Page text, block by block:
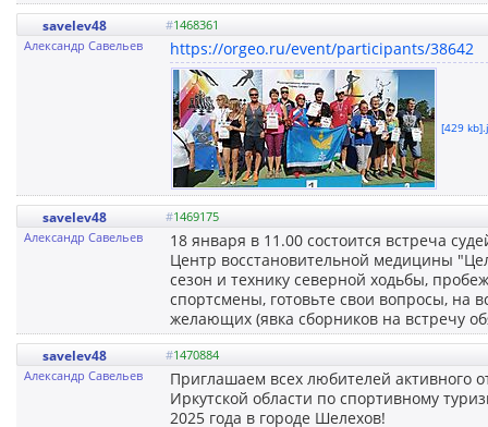
savelev48 #1468361
Александр Савельев
https://orgeo.ru/event/participants/38642
[429
savelev48 #1469175
Александр Савельев
18 января в 11.00 состоится встреча
Центр восстановительной медицины
сезон и технику северной ходьбы,
спортсмены, готовьте свои вопросы, на
желающих (явка сборников на встречу
savelev48 #1470884
Александр Савельев
Приглашаем всех любителей активного
Иркутской области по спортивному
2025 года в городе Шелехов!